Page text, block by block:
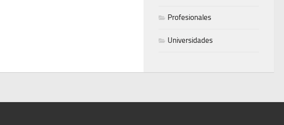
Profesionales
Universidades